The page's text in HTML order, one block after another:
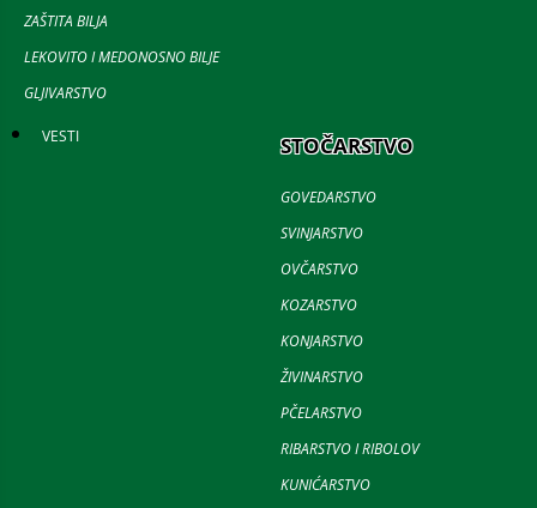
ZAŠTITA BILJA
LEKOVITO I MEDONOSNO BILJE
GLJIVARSTVO
VESTI STOČARSTVO
GOVEDARSTVO
SVINJARSTVO
OVČARSTVO
KOZARSTVO
KONJARSTVO
ŽIVINARSTVO
PČELARSTVO
RIBARSTVO I RIBOLOV
KUNIĆARSTVO